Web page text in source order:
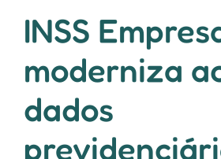
INSS
moderniza
dados